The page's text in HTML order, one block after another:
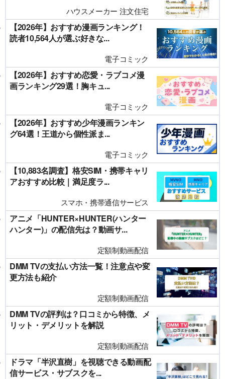
ハウスメーカー 注文住宅
【2026年】おすすめ漫画ランキング！
読者10,564人が選ぶ好きな...
電子コミック
【2026年】おすすめ恋愛・ラブコメ漫
画ランキング29選！胸キュ...
電子コミック
【2026年】おすすめ少年漫画ランキン
グ64選！王道から個性派ま...
電子コミック
【10,883名調査】格安SIM・携帯キャリ
アおすすめ比較｜満足度ラ...
スマホ・携帯通信サービス
アニメ「HUNTER×HUNTER(ハンター
ハンター)」の配信先は？動画サ...
定額制動画配信
DMM TVの支払い方法一覧！注意点や変
更方法も紹介
定額制動画配信
DMM TVの評判は？口コミから特徴、メ
リット・デメリットを解説
定額制動画配信
ドラマ「半沢直樹」を視聴できる動画配
信サービス・サブスクを...